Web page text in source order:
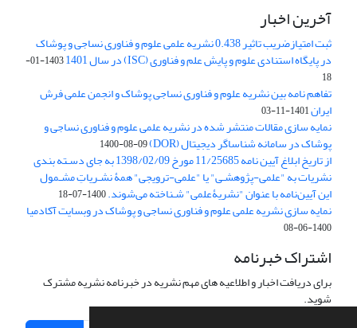
آخرین اخبار
ثبت امتیازضریب تاثیر 0.438 نشریه علمی علوم و فناوری نساجی و پوشاک
در پایگاه استنادی علوم و پایش علم و فناوری (ISC) در سال 1401
1403-01-
18
تفاهم نامه بین نشریه علوم و فناوری نساجی پوشاک و انجمن علمی فرش
ایران1401-11-03
نمایه سازی مقالات منتشر شده در نشریه علمی علوم و فناوری نساجی و
پوشاک در سامانه شناساگر دیجیتال (DOR) 1400-08-09
از تاریخ ابلاغ آیین نامه 11/25685 مورخ 1398/02/09 به جای دسـته بندی
نشریات به "علمی-پژوهشـی" یا "علمی-ترویجی" همۀ نشـریاتِ مشـمول
این آیین‌نامه با عنوان "نشریۀعلمی" شـناخته می‌شوند.1400-07-18
نمایه سازی نشریه علمی علوم و فناوری نساجی و پوشاک در وبسایت آکادمیا
1400-06-08
اشتراک خبرنامه
برای دریافت اخبار و اطلاعیه های مهم نشریه در خبرنامه نشریه مشترک
شوید.